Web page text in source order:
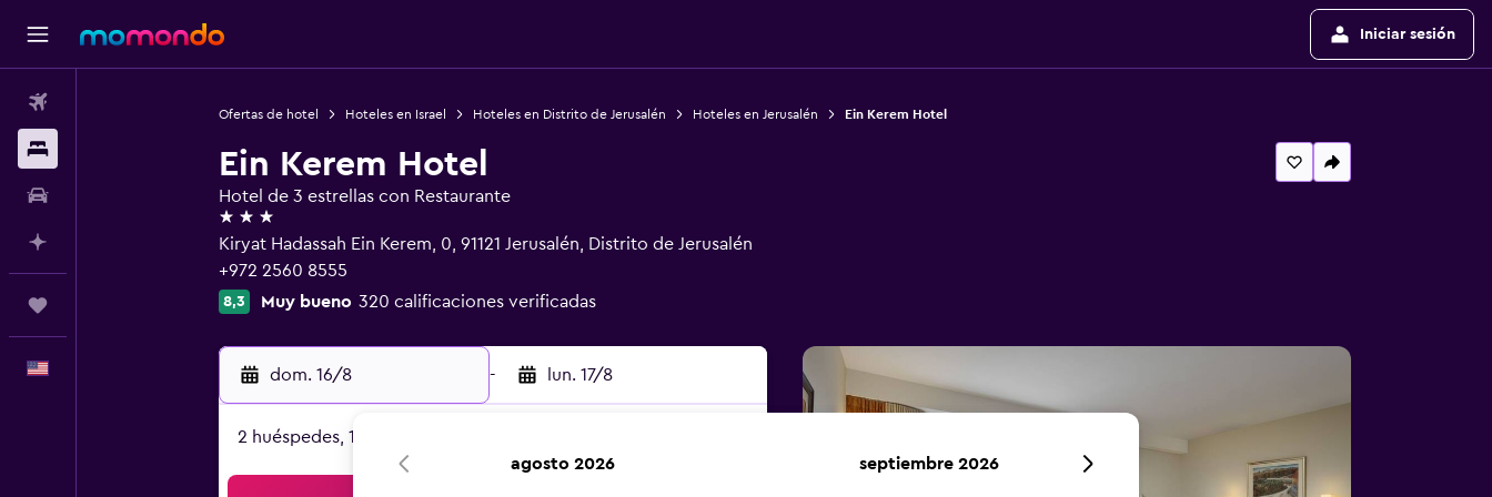
Iniciar sesión
Ofertas de hotel Hoteles en Israel Hoteles en Distrito de Jerusalén Hoteles en Jerusalén Ein Kerem Hotel
Ein Kerem Hotel
Hotel de 3 estrellas con Restaurante
3 estrellas
Kiryat Hadassah Ein Kerem, 0, 91121 Jerusalén, Distrito de Jerusalén
+972 2560 8555
8,3 Muy bueno 320 calificaciones verificadas
dom. 16/8 - lun. 17/8
2 huéspedes, 1 habitación
agosto 2026 septiembre 2026